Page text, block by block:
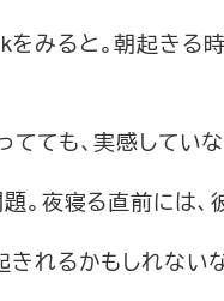
みると。朝起きる
ても、実感していな
。夜寝る直前には
きれるかもしれない